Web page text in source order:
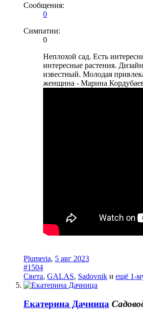
Сообщения:
0
Симпатии:
0
Неплохой сад. Есть
интересные растения.
известный. Молодая
женщина - Марина
Plumeria, 5 авг 2023
#1504
Света, GALAS, Sadovnik и ещё 1-
Екатерина Дачница